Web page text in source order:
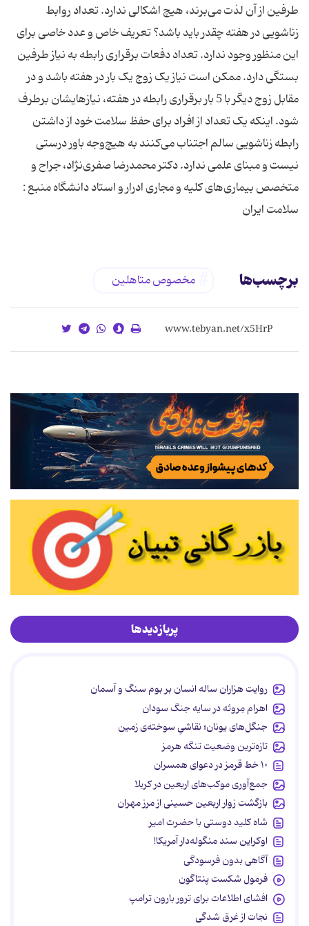
طرفین از آن لذت می‌برند، هیچ اشکالی ندارد. تعداد روابط
زناشویی در هفته چقدر باید باشد؟ تعریف خاص و عدد خاصی برای
این منظور وجود ندارد. تعداد دفعات برقراری رابطه به نیاز طرفین
بستگی دارد. ممکن است نیاز یک زوج یک بار در هفته باشد و در
مقابل زوج دیگر با 5 بار برقراری رابطه در هفته، نیازهایشان برطرف
شود. اینکه یک تعداد از افراد برای حفظ سلامت خود از داشتن
رابطه زناشویی سالم اجتناب می‌کنند به هیچ‌وجه باور درستی
نیست و مبنای علمی ندارد. دکتر محمدرضا صفری‌نژاد، جراح و
متخصص بیماری‌های کلیه و مجاری ادرار و استاد دانشگاه منبع :
سلامت ایران
برچسب‌ها مخصوص متاهلین
پربازدیدها
روایت هزاران ساله انسان بر بوم سنگ و آسمان
اهرام مِروئه در سایه جنگ سودان
جنگل‌های یونان؛ نقاشیِ سوخته‌ی زمین
تازه‌ترین وضعیت تنگه هرمز
۱۰ خط قرمز در دعوای همسران
جمع‌آوری موکب‌های اربعین در کربلا
بازگشت زوار اربعین حسینی از مرز مهران
شاه کلید دوستی با حضرت امیر
اوکراین سند منگوله‌دار آمریکا!
آگاهی بدون فرسودگی
فرمول شکست پنتاگون
افشای اطلاعات برای ترور بارون ترامپ
نجات از غرق شدگی